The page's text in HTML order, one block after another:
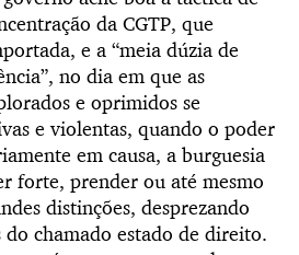
da CGTP, que
e a “meia dúzia de
no dia em que as
e oprimidos se
e violentas, quando o poder
em causa, a burguesia
forte, prender ou até mesmo
distinções, desprezando
do chamado estado de direito.